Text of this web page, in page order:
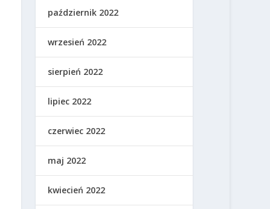
październik 2022
wrzesień 2022
sierpień 2022
lipiec 2022
czerwiec 2022
maj 2022
kwiecień 2022